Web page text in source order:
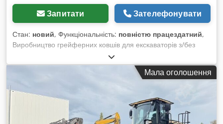
Запитати Зателефонувати
Стан: новий, Функціональність: повністю працездатний,
Виробництво грейферних ковшів для екскаваторів з/без
обертання Для отримання детальної інформації, будь
ласка, зв’яжіться з нами. Crodey Spn Ispfx Am Eof
Мала оголошення